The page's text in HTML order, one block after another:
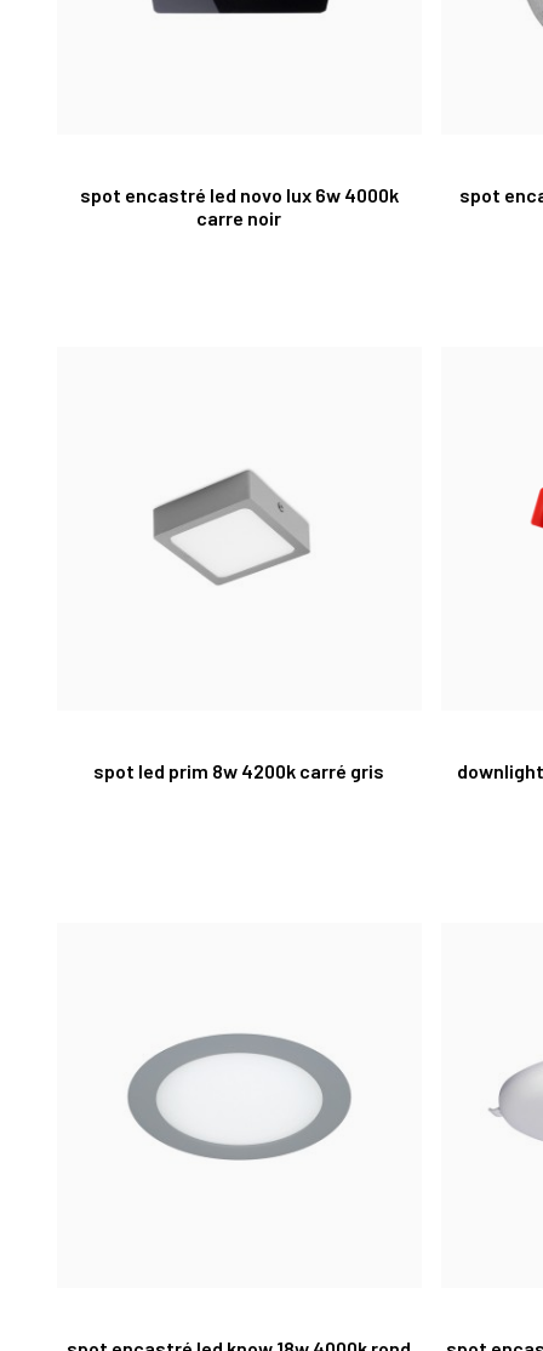
spot encastré led novo lux 6w 4000k
carre noir
spot
spot led prim 8w 4200k carré gris